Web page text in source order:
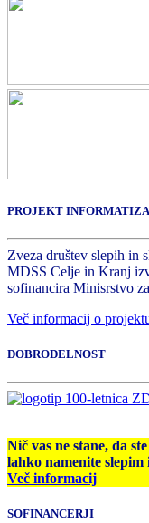
PROJEKT
Zveza društev slepih in
MDSS Celje in Kranj
sofinancira Minisrstvo
Več informacij o
DOBRODELNOST
Nič vas ne stane, da
lahko namenite
Več informacij
SOFINANCERJI